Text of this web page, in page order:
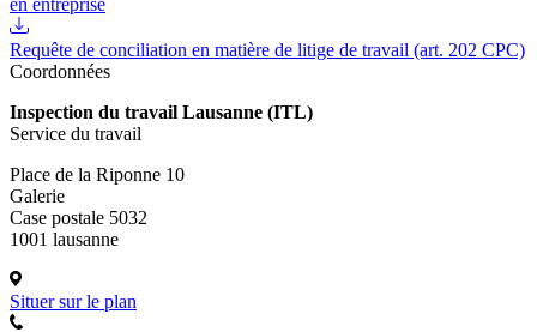
en entreprise
Requête de conciliation en matière de litige de travail (art. 202 CPC)
Coordonnées
Inspection du travail Lausanne (ITL)
Service du travail
Place de la Riponne 10
Galerie
Case postale 5032
1001 lausanne
Situer sur le plan